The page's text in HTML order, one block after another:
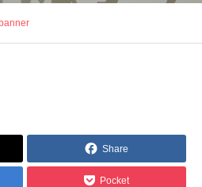
Share
Pocket